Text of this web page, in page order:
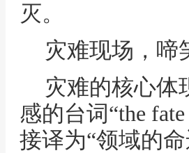
灭。
灾难现场，啼
灾难的核心体
感的台词“the
接译为“领域的